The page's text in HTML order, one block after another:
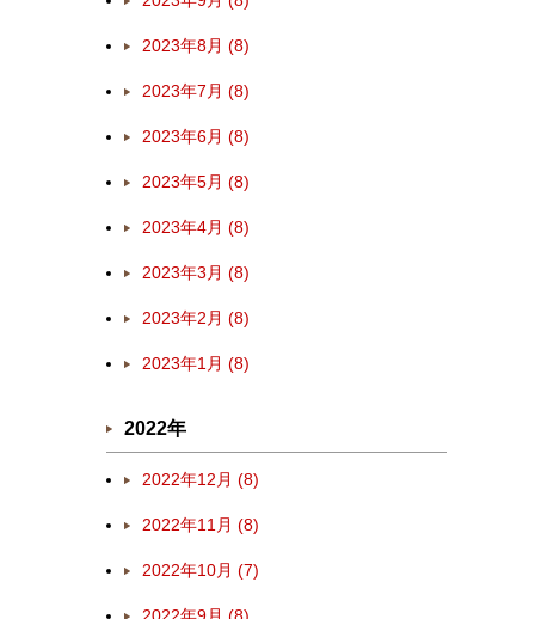
2023年8月 (8)
2023年7月 (8)
2023年6月 (8)
2023年5月 (8)
2023年4月 (8)
2023年3月 (8)
2023年2月 (8)
2023年1月 (8)
2022年
2022年12月 (8)
2022年11月 (8)
2022年10月 (7)